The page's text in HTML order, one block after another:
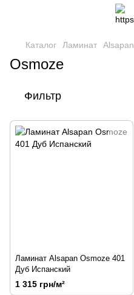
Каталог Ламинат Alsapan
Osmoze
Фильтр
Ламинат Alsapan Osmoze 401
Дуб Испанский
1 315 грн/м²